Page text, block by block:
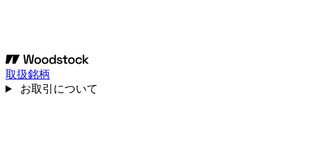
取扱銘柄
お取引について